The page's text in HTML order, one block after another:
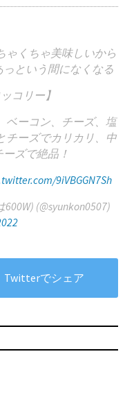
ゃくちゃ美味しいから
という間になくなる
コリー】
ベーコン、チーズ、塩
チーズでカリカリ、中
ズで絶品！
9iVBGGN7Sh
(@syunkon0507)
Twitterでシェア